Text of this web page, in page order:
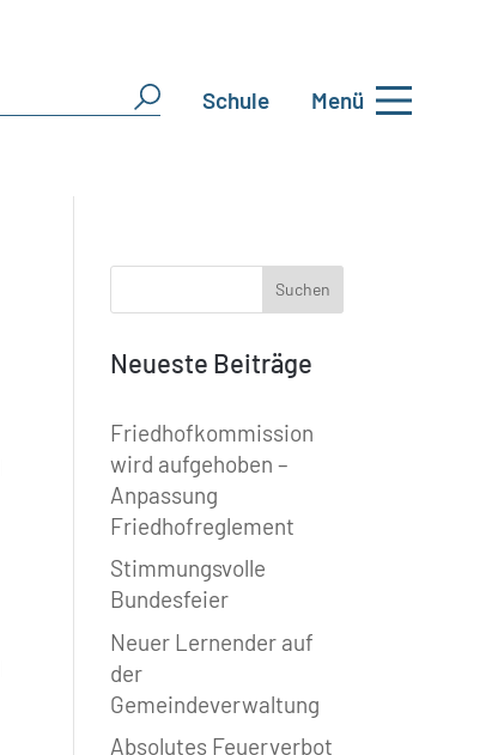
Schule Menü
Neueste Beiträge
Friedhofkommission
wird aufgehoben –
Anpassung
Friedhofreglement
Stimmungsvolle
Bundesfeier
Neuer Lernender auf
der
Gemeindeverwaltung
Absolutes Feuerverbot